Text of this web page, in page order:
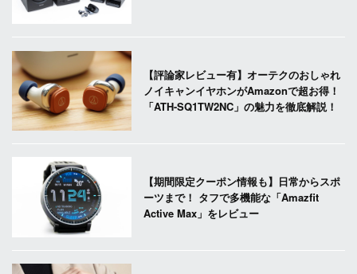
【評論家レビュー有】オーテクのおしゃれ
ノイキャンイヤホンがAmazonで超お得！
「ATH-SQ1TW2NC」の魅力を徹底解説！
【期間限定クーポン情報も】日常からスポ
ーツまで！ タフで多機能な「Amazfit
Active Max」をレビュー